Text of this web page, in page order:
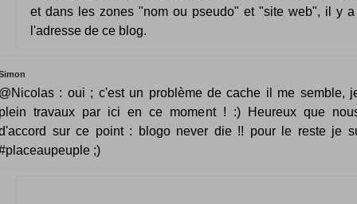
et dans les zones "nom ou pseudo" et "site web", il y
l'adresse de ce blog.
: oui ; c'est un problème de cache il me semble,
travaux par ici en ce moment ! :) Heureux que
sur ce point : blogo never die !! pour le reste je
;)